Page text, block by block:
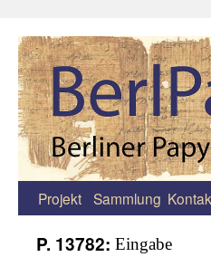
Zum
Projekt Sammlung
P. 13782: Eingabe